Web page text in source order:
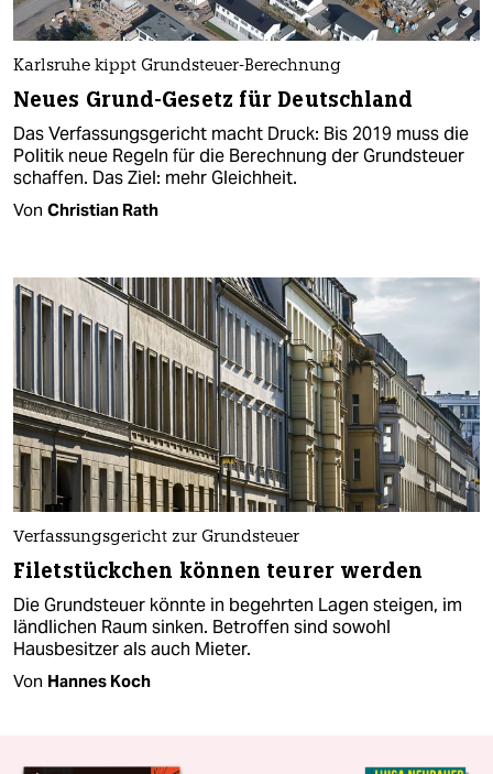
Karlsruhe kippt Grundsteuer-Berechnung
Neues Grund-Gesetz für Deutschland
Das Verfassungsgericht macht Druck: Bis 2019 muss die
Politik neue Regeln für die Berechnung der Grundsteuer
schaffen. Das Ziel: mehr Gleichheit.
Von Christian Rath
Verfassungsgericht zur Grundsteuer
Filetstückchen können teurer werden
Die Grundsteuer könnte in begehrten Lagen steigen, im
ländlichen Raum sinken. Betroffen sind sowohl
Hausbesitzer als auch Mieter.
Von Hannes Koch